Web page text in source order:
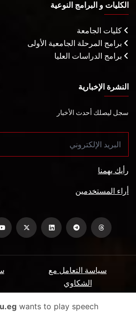
الكليات و البرامج النوعية
كليات الجامعة
برامج المرحلة الجامعية الأولى
برامج الدراسات العليا
النشرة الإخبارية
سجل ليصلك أحدث الأخبار
رأيك يهمنا
أراء المستخدمين
سياسة التعامل مع
الشكاوي
ميثاق المتعاملين
wants to play speech